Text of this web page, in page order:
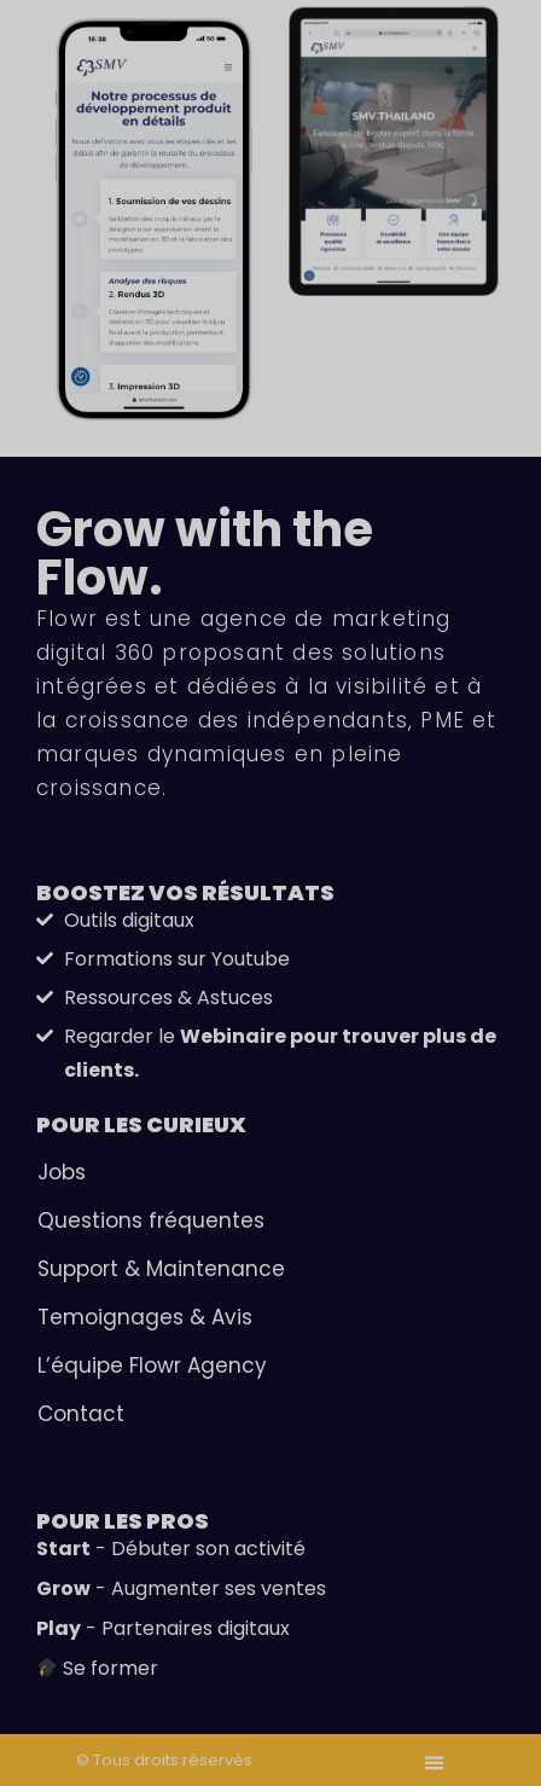
Grow with the
Flow.
Flowr est une agence de marketing
digital 360 proposant des solutions
intégrées et dédiées à la visibilité et à
la croissance des indépendants, PME et
marques dynamiques en pleine
croissance.
POUR LES CURIEUX
Jobs
Questions fréquentes
Support & Maintenance
Temoignages & Avis
L’équipe Flowr Agency
Contact
POUR LES PROS
Start - Débuter son activité
Grow - Augmenter ses ventes
Play - Partenaires digitaux
Se former
BOOSTEZ VOS RÉSULTATS
Outils digitaux
Formations sur Youtube
Ressources & Astuces
Regarder leWebinaire pour trouver plus de
clients.
© Tous droits réservés